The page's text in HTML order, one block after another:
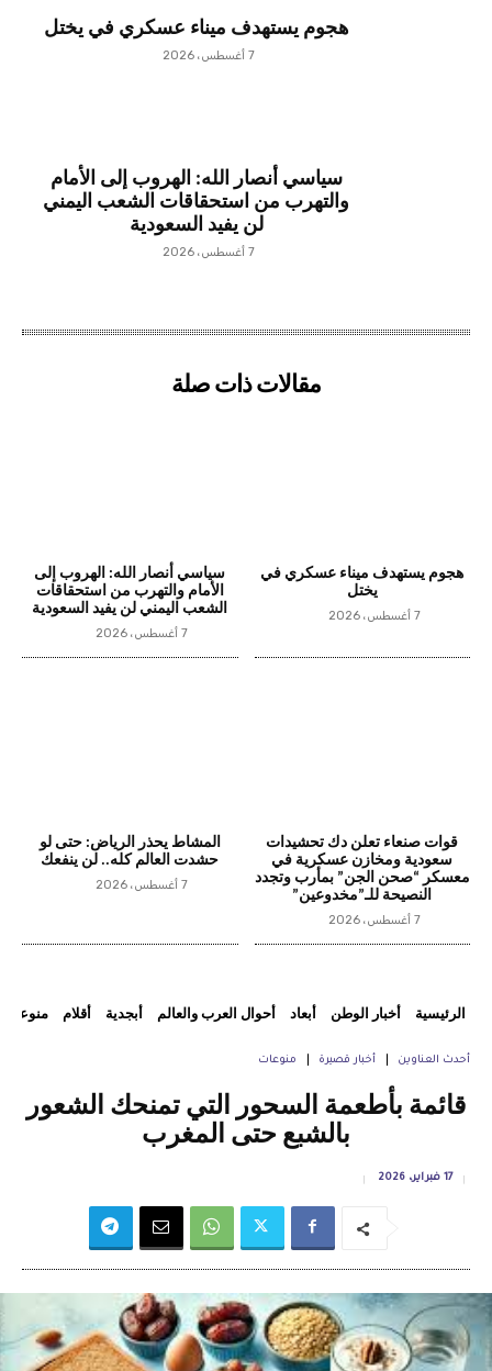
هجوم يستهدف ميناء عسكري في يختل
7 أغسطس، 2026
سياسي أنصار الله: الهروب إلى الأمام
والتهرب من استحقاقات الشعب اليمني
لن يفيد السعودية
7 أغسطس، 2026
مقالات ذات صلة
هجوم يستهدف ميناء عسكري في
يختل
7 أغسطس، 2026
سياسي أنصار الله: الهروب إلى
الأمام والتهرب من استحقاقات
الشعب اليمني لن يفيد السعودية
7 أغسطس، 2026
قوات صنعاء تعلن دك تحشيدات
سعودية ومخازن عسكرية في
معسكر “صحن الجن” بمأرب وتجدد
النصيحة للـ”مخدوعين”
7 أغسطس، 2026
المشاط يحذر الرياض: حتى لو
حشدت العالم كله.. لن ينفعك
7 أغسطس، 2026